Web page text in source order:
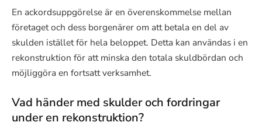
En ackordsuppgörelse är en överenskommelse mellan
företaget och dess borgenärer om att betala en del av
skulden istället för hela beloppet. Detta kan användas i en
rekonstruktion för att minska den totala skuldbördan och
möjliggöra en fortsatt verksamhet.
Vad händer med skulder och fordringar
under en rekonstruktion?